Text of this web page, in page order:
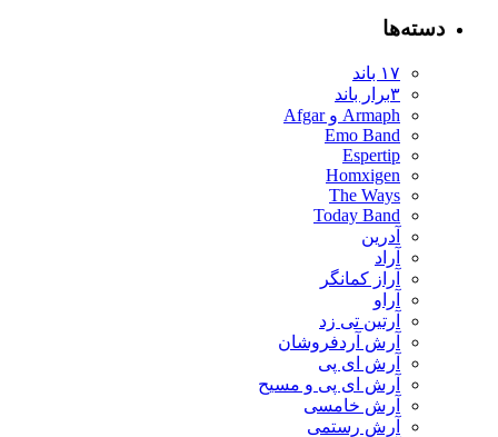
دسته‌ها
۱۷ باند
۳برار باند
Armaph و Afgar
Emo Band
Espertip
Homxigen
The Ways
Today Band
آدرین
آراد
آراز کمانگر
آراو
آرتین تی زد
آرش آردفروشان
آرش ای پی
آرش ای پی و مسیح
آرش خامسی
آرش رستمی